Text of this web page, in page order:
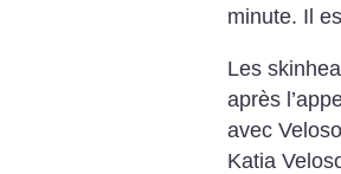
minute. Il
Les
après
avec
Katia